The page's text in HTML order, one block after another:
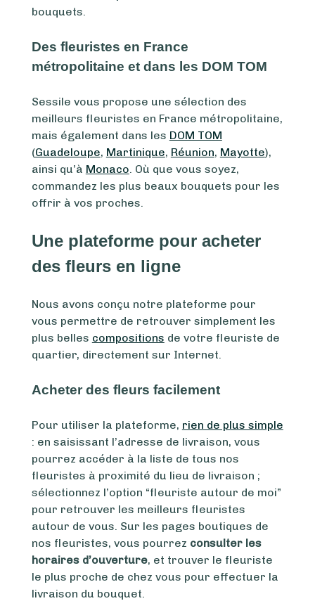
bouquets.
Des fleuristes en France
métropolitaine et dans les DOM TOM
Sessile vous propose une sélection des
meilleurs fleuristes en France métropolitaine,
mais également dans les DOM TOM
(Guadeloupe, Martinique, Réunion, Mayotte),
ainsi qu’à Monaco . Où que vous soyez,
commandez les plus beaux bouquets pour les
offrir à vos proches.
Une plateforme pour acheter
des fleurs en ligne
Nous avons conçu notre plateforme pour
vous permettre de retrouver simplement les
plus belles compositions de votre fleuriste de
quartier, directement sur Internet.
Acheter des fleurs facilement
Pour utiliser la plateforme, rien de plus simple
: en saisissant l’adresse de livraison, vous
pourrez accéder à la liste de tous nos
fleuristes à proximité du lieu de livraison ;
sélectionnez l’option “fleuriste autour de moi”
pour retrouver les meilleurs fleuristes
autour de vous. Sur les pages boutiques de
nos fleuristes, vous pourrez consulter les
horaires d’ouverture, et trouver le fleuriste
le plus proche de chez vous pour effectuer la
livraison du bouquet.